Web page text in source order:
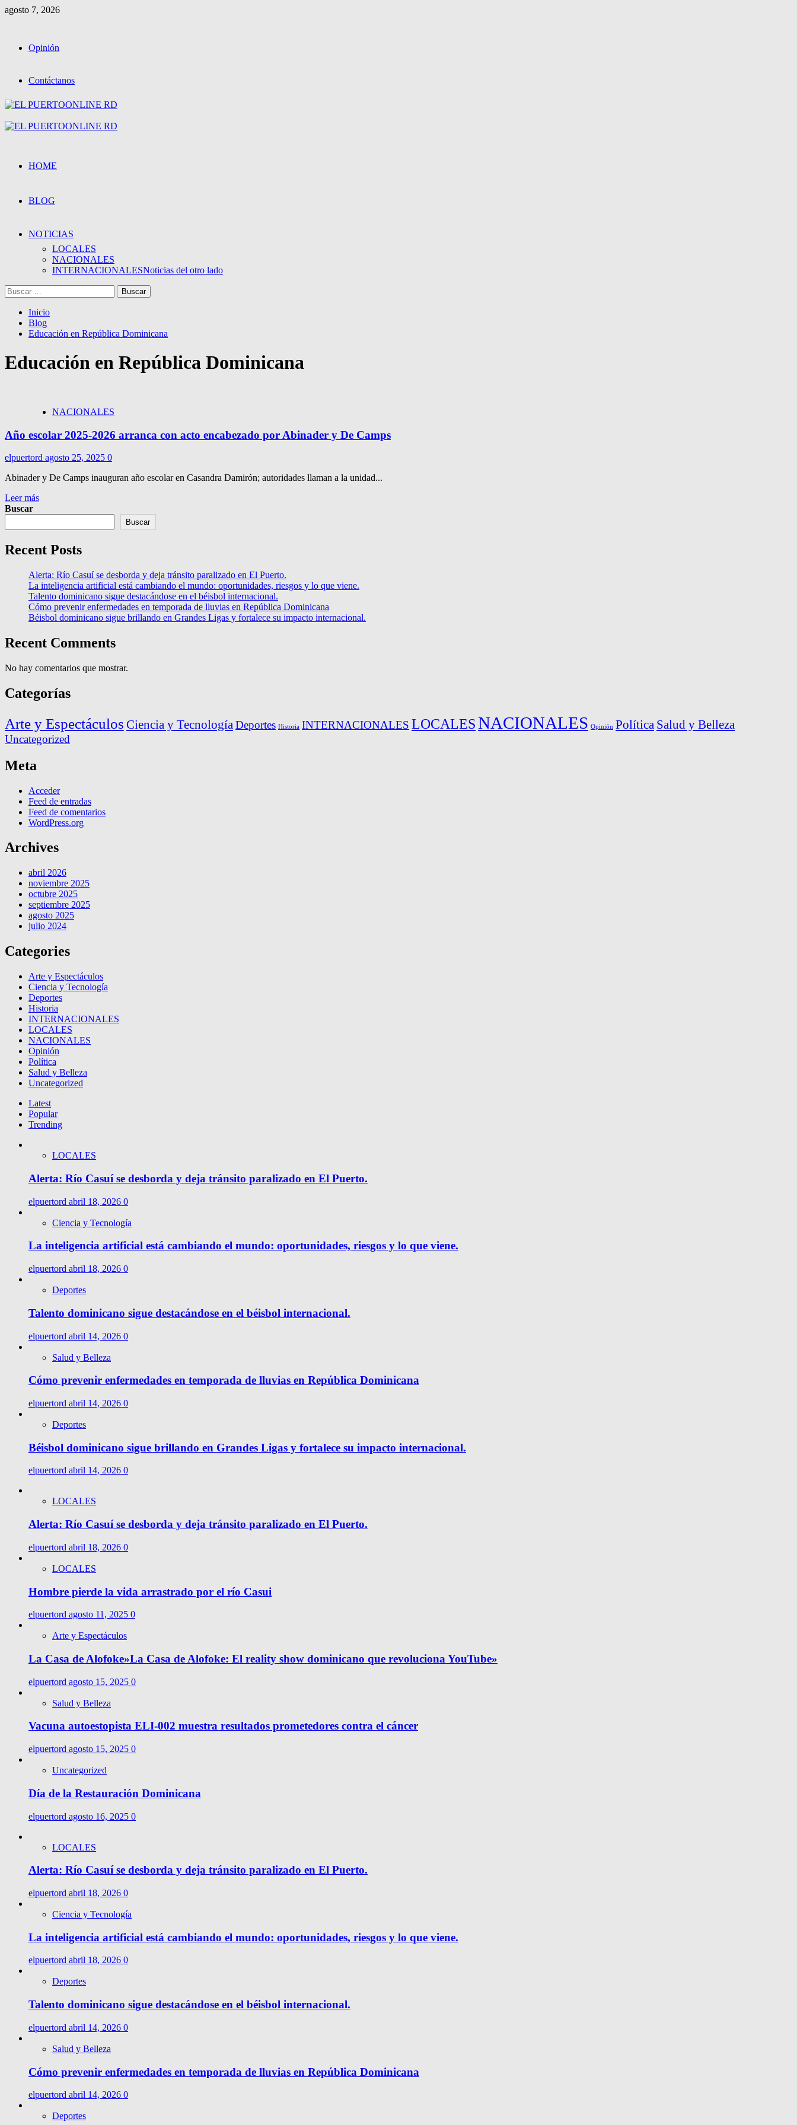
Saltar
agosto 7, 2026
Opinión
Contáctanos
Menú
HOME
BLOG
NOTICIAS
LOCALES
NACIONALES
INTERNACIONALESNoticias del otro lado
Buscar:
Inicio
Blog
Educación en República Dominicana
Educación en República Dominicana
NACIONALES
Año escolar 2025-2026 arranca con acto encabezado por Abinader y De Camps
elpuertord agosto 25, 2025 0
Abinader y De Camps inauguran año escolar en Casandra Damirón; autoridades llaman a la unidad...
Leer más
Buscar
Buscar
Recent Posts
Alerta: Río Casuí se desborda y deja tránsito paralizado en El Puerto.
La inteligencia artificial está cambiando el mundo: oportunidades, riesgos y lo que viene.
Talento dominicano sigue destacándose en el béisbol internacional.
Cómo prevenir enfermedades en temporada de lluvias en República Dominicana
Béisbol dominicano sigue brillando en Grandes Ligas y fortalece su impacto internacional.
Recent Comments
No hay comentarios que mostrar.
Categorías
Arte y Espectáculos Ciencia y Tecnología Deportes Historia INTERNACIONALES LOCALESNACIONALES Opinión Política Salud y Belleza
Uncategorized
Meta
Acceder
Feed de entradas
Feed de comentarios
WordPress.org
Archives
abril 2026
noviembre 2025
octubre 2025
septiembre 2025
agosto 2025
julio 2024
Categories
Arte y Espectáculos
Ciencia y Tecnología
Deportes
Historia
INTERNACIONALES
LOCALES
NACIONALES
Opinión
Política
Salud y Belleza
Uncategorized
Latest
Popular
Trending
LOCALES
Alerta: Río Casuí se desborda y deja tránsito paralizado en El Puerto.
elpuertord abril 18, 2026 0
Ciencia y Tecnología
La inteligencia artificial está cambiando el mundo: oportunidades, riesgos y lo que viene.
elpuertord abril 18, 2026 0
Deportes
Talento dominicano sigue destacándose en el béisbol internacional.
elpuertord abril 14, 2026 0
Salud y Belleza
Cómo prevenir enfermedades en temporada de lluvias en República Dominicana
elpuertord abril 14, 2026 0
Deportes
Béisbol dominicano sigue brillando en Grandes Ligas y fortalece su impacto internacional.
elpuertord abril 14, 2026 0
LOCALES
Alerta: Río Casuí se desborda y deja tránsito paralizado en El Puerto.
elpuertord abril 18, 2026 0
LOCALES
Hombre pierde la vida arrastrado por el río Casui
elpuertord agosto 11, 2025 0
Arte y Espectáculos
La Casa de Alofoke»La Casa de Alofoke: El reality show dominicano que revoluciona YouTube»
elpuertord agosto 15, 2025 0
Salud y Belleza
Vacuna autoestopista ELI-002 muestra resultados prometedores contra el cáncer
elpuertord agosto 15, 2025 0
Uncategorized
Día de la Restauración Dominicana
elpuertord agosto 16, 2025 0
LOCALES
Alerta: Río Casuí se desborda y deja tránsito paralizado en El Puerto.
elpuertord abril 18, 2026 0
Ciencia y Tecnología
La inteligencia artificial está cambiando el mundo: oportunidades, riesgos y lo que viene.
elpuertord abril 18, 2026 0
Deportes
Talento dominicano sigue destacándose en el béisbol internacional.
elpuertord abril 14, 2026 0
Salud y Belleza
Cómo prevenir enfermedades en temporada de lluvias en República Dominicana
elpuertord abril 14, 2026 0
Deportes